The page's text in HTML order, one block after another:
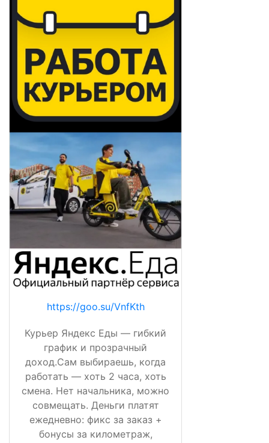
https://goo.su/VnfKth
Курьер Яндекс Еды — гибкий
график и прозрачный
доход.Сам выбираешь, когда
работать — хоть 2 часа, хоть
смена. Нет начальника, можно
совмещать. Деньги платят
ежедневно: фикс за заказ +
бонусы за километраж,